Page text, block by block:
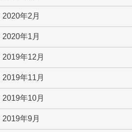
2020年2月
2020年1月
2019年12月
2019年11月
2019年10月
2019年9月